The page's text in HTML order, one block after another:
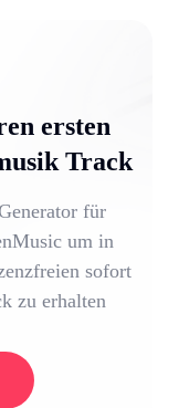
ersten
Track
für
um in
sofort
zu erhalten